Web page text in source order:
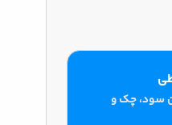
سود، چک و